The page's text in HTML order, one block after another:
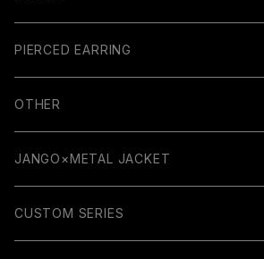
PIERCED EARRING
OTHER
GUITAR PARTS
RUBBER COLLECTION
JANGO×METAL JACKET
WALLET
CUSTOM SERIES